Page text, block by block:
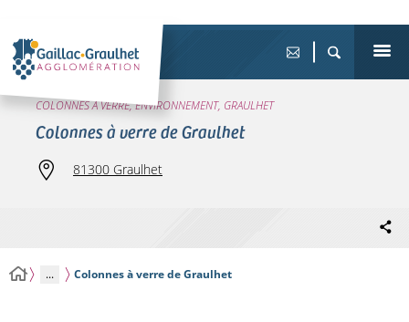
COLONNES À VERRE, ENVIRONNEMENT, GRAULHET
Colonnes à verre de Graulhet
81300 Graulhet
... Colonnes à verre de Graulhet